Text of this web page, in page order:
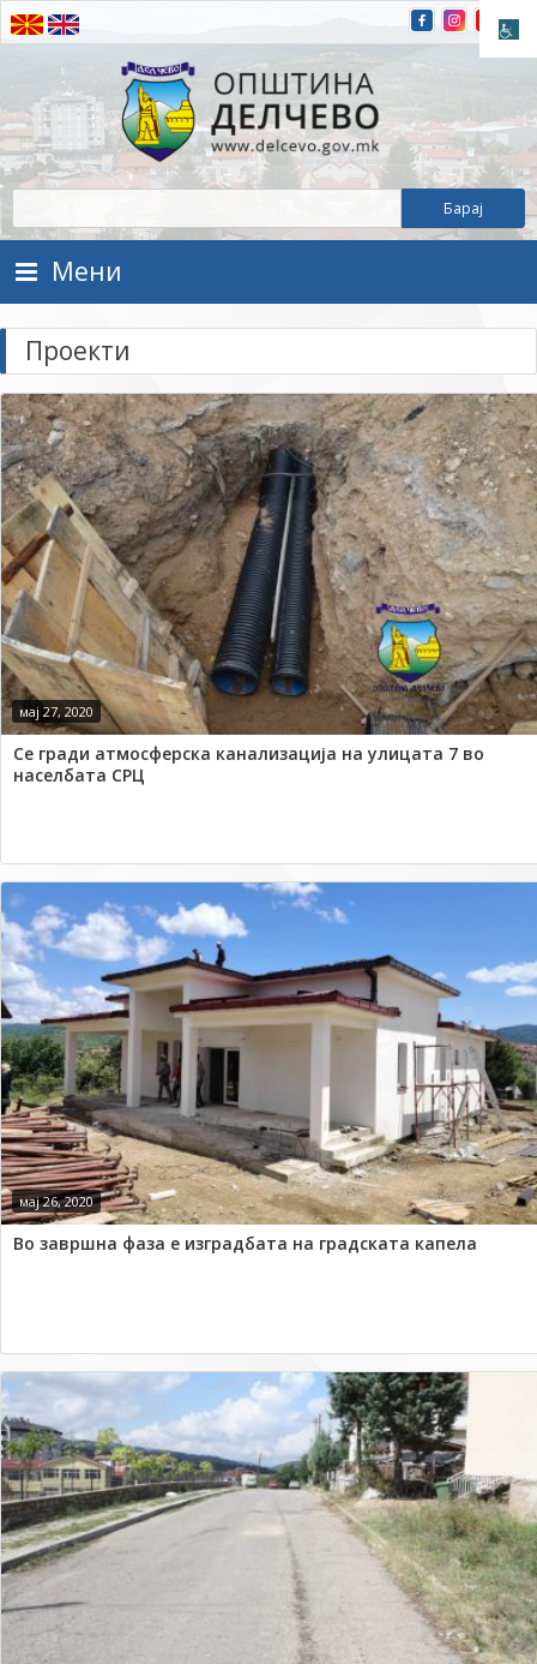
Прескокнете на содржината
Општина Делчево
Општина Делчево
Мени
Проекти
мај 27, 2020
Се гради атмосферска канализација на улицата 7 во
населбата СРЦ
мај 26, 2020
Во завршна фаза е изградбата на градската капела